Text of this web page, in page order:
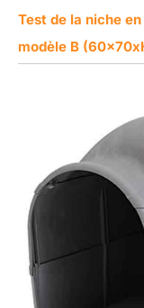
Test de la niche
modèle B